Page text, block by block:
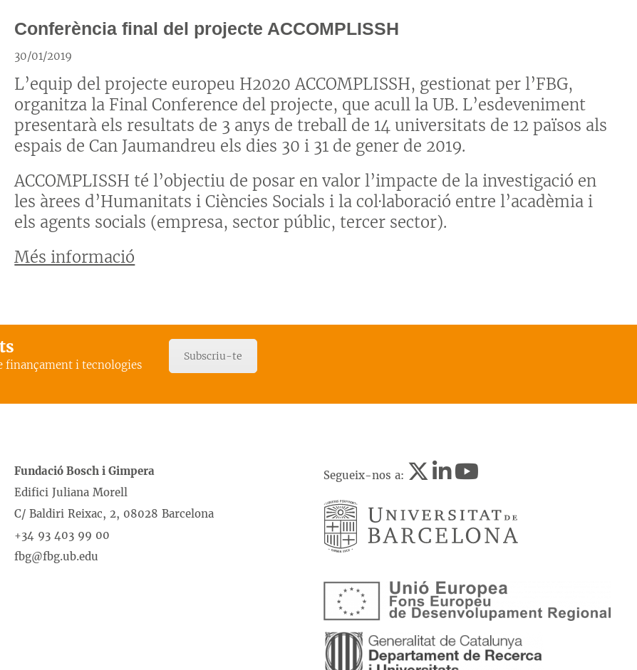
Conferència final del projecte ACCOMPLISSH
30/01/2019
L’equip del projecte europeu H2020 ACCOMPLISSH, gestionat per l’FBG,
organitza la Final Conference del projecte, que acull la UB. L’esdeveniment
presentarà els resultats de 3 anys de treball de 14 universitats de 12 països als
espais de Can Jaumandreu els dies 30 i 31 de gener de 2019.
ACCOMPLISSH té l’objectiu de posar en valor l’impacte de la investigació en
les àrees d’Humanitats i Ciències Socials i la col·laboració entre l’acadèmia i
els agents socials (empresa, sector públic, tercer sector).
Més informació
finançament i tecnologies
Subscriu-te
Fundació Bosch i Gimpera
Edifici Juliana Morell
C/ Baldiri Reixac, 2, 08028 Barcelona
+34 93 403 99 00
fbg@fbg.ub.edu
Segueix-nos a: